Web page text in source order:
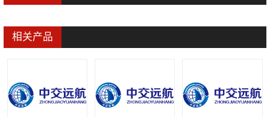
相关产品